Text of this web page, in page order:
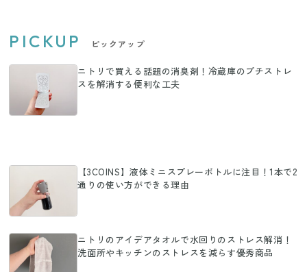
PICKUP ピックアップ
ニトリで買える話題の消臭剤！冷蔵庫のプチストレ
スを解消する便利な工夫
【3COINS】液体ミニスプレーボトルに注目！1本で2
通りの使い方ができる理由
ニトリのアイデアタオルで水回りのストレス解消！
洗面所やキッチンのストレスを減らす優秀商品